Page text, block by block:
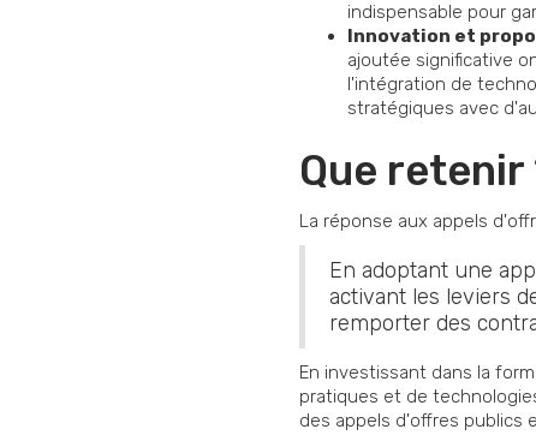
indispensable pour
Innovation et
ajoutée significative
l'intégration de
stratégiques avec
Que retenir
La réponse aux appels
En adoptant une
activant les leviers
remporter des
En investissant dans la
pratiques et de
des appels d'offres publics